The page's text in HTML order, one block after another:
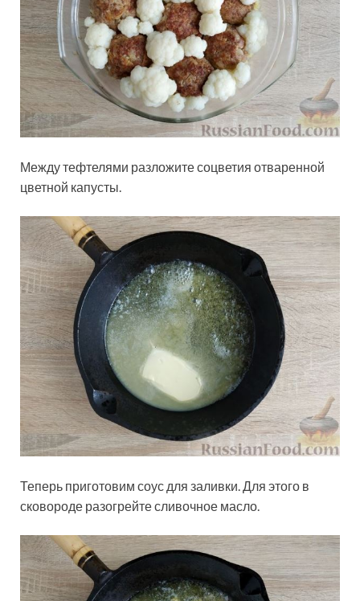
Между тефтелями разложите соцветия отваренной
цветной капусты.
Теперь приготовим соус для заливки. Для этого в
сковороде разогрейте сливочное масло.